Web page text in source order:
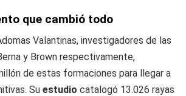
que cambió todo
Valantinas, investigadores de las
y Brown respectivamente,
de estas formaciones para llegar a
Su estudio catalogó 13.026 rayas